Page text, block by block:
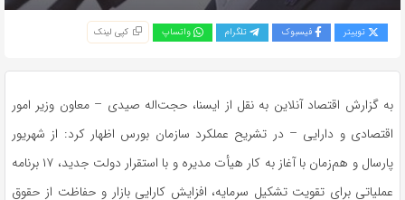
توییتر فیسبوک تلگرام واتساپ کپی لینک
به گزارش اقتصاد آنلاین به نقل از ایسنا، حجت‌اله صیدی – معاون وزیر امور
اقتصادی و دارایی – در تشریح عملکرد سازمان بورس اظهار کرد: از شهریور
پارسال و هم‌زمان با آغاز به کار هیأت مدیره و با استقرار دولت جدید، ۱۷ برنامه
عملیاتی برای تقویت تشکیل سرمایه، افزایش کارایی بازار و حفاظت از حقوق